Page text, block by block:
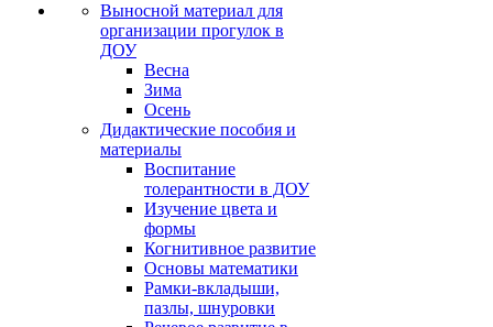
Выносной материал для
организации прогулок в
ДОУ
Весна
Зима
Осень
Дидактические пособия и
материалы
Воспитание
толерантности в ДОУ
Изучение цвета и
формы
Когнитивное развитие
Основы математики
Рамки-вкладыши,
пазлы, шнуровки